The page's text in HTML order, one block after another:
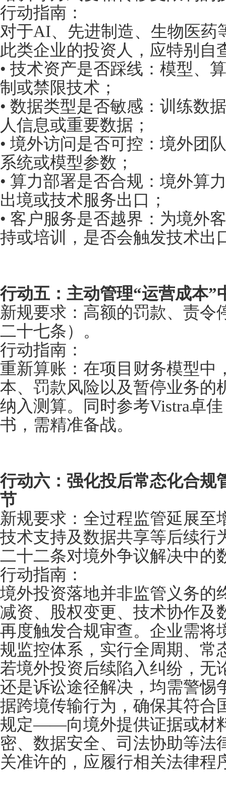
行动指南：
对于AI、先进制造、生物医药
此类企业的投资人，应特别自
• 技术资产是否踩线：模型、
制或禁限技术；
• 数据类型是否敏感：训练数
人信息或重要数据；
• 境外访问是否可控：境外团
系统或模型参数；
• 算力部署是否合规：境外算
出境或技术服务出口；
• 客户服务是否越界：为境外
持或培训，是否会触发技术出
行动五：主动管理“运营成本”
新规要求：高额的罚款、责令
二十七条）。
行动指南：
重新算账：在项目财务模型中
本、罚款风险以及暂停业务的
纳入测算。同时参考Vistra卓
书，需精准备战。
行动六：强化投后常态化合规
节
新规要求：全过程监管延展至
技术支持及数据共享等后续行
二十二条对境外争议解决中的
行动指南：
境外投资落地并非监管义务的
减资、股权变更、技术协作及
再度触发合规审查。企业需将
规监控体系，实行全周期、常
若境外投资后续陷入纠纷，无
还是诉讼途径解决，均需警惕
据跨境传输行为，确保其符合
规定——向境外提供证据或材
密、数据安全、司法协助等法
关准许的，应履行相关法律程